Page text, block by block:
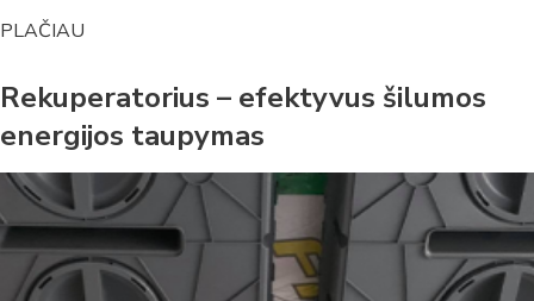
PLAČIAU
Rekuperatorius – efektyvus šilumos
energijos taupymas